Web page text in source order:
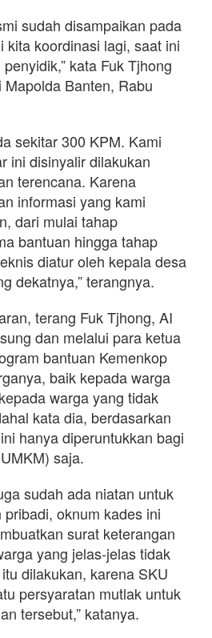
sudah disampaikan pada
kita koordinasi lagi, saat ini
kata Fuk Tjhong
Banten, Rabu
sekitar 300 KPM. Kami
ini disinyalir dilakukan
terencana. Karena
informasi yang kami
dari mulai tahap
bantuan hingga tahap
diatur oleh kepala desa
dekatnya,” terangnya.
terang Fuk Tjhong, AI
dan melalui para ketua
bantuan Kemenkop
baik kepada warga
warga yang tidak
kata dia, berdasarkan
hanya diperuntukkan bagi
saja.
sudah ada niatan untuk
oknum kades ini
surat keterangan
yang jelas-jelas tidak
dilakukan, karena SKU
persyaratan mutlak untuk
tersebut,” katanya.